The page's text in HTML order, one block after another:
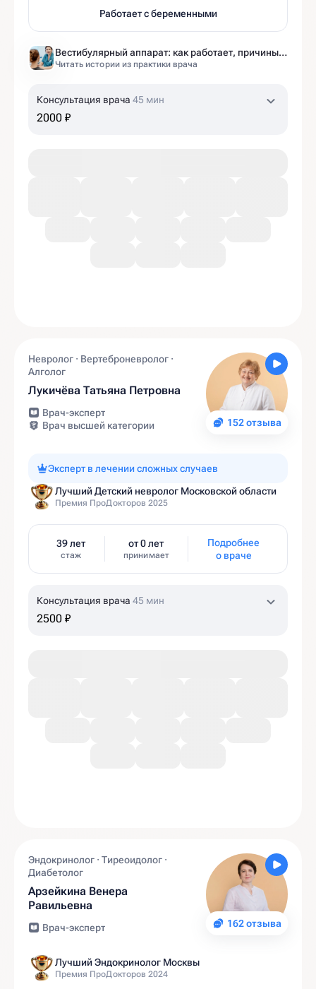
Работает с беременными
Вестибулярный аппарат: как работает, причины нарушений и как тренировать?
Читать истории из практики врача
Консультация врача 45 мин
2000 ₽
152 отзыва
Невролог · Вертеброневролог ·
Алголог
Лукичёва Татьяна Петровна
Врач-эксперт
Врач высшей категории
Эксперт в лечении сложных случаев
Лучший Детский невролог Московской области
Премия ПроДокторов 2025
39 лет
стаж
от 0 лет
принимает
Подробнее
о враче
Консультация врача 45 мин
2500 ₽
162 отзыва
Эндокринолог · Тиреоидолог ·
Диабетолог
Арзейкина Венера
Равильевна
Врач-эксперт
Лучший Эндокринолог Москвы
Премия ПроДокторов 2024